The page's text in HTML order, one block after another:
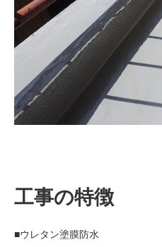
工事の特徴
■ウレタン塗膜防水